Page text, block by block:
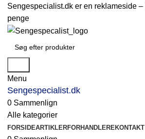
Sengespecialist.dk er en reklameside –
penge
Menu
Sengespecialist.dk
0 Sammenlign
Alle kategorier
FORSIDEARTIKLERFORHANDLEREKONTAKT